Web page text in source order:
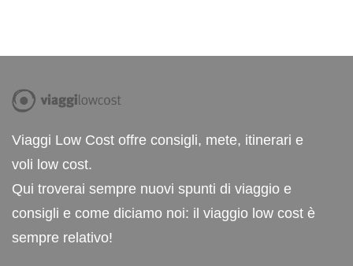
Viaggi Low Cost offre consigli, mete, itinerari e
voli low cost.
Qui troverai sempre nuovi spunti di viaggio e
consigli e come diciamo noi: il viaggio low cost è
sempre relativo!